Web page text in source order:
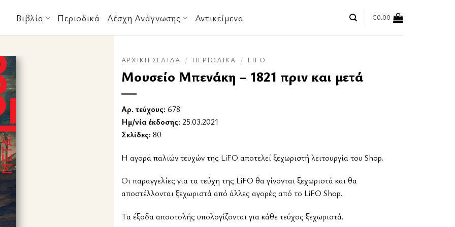
Βιβλία Περιοδικά Λέσχη Ανάγνωσης Αντικείμενα €0.00
ΑΡΧΙΚΉ ΣΕΛΊΔΑ / ΠΕΡΙΟΔΙΚΆ / LIFO
Μουσείο Μπενάκη – 1821 πριν και μετά
Αρ. τεύχους: 678
Ημ/νία έκδοσης: 25.03.2021
Σελίδες: 80
Η αγορά παλιών τευχών της LiFO αποτελεί ξεχωριστή λειτουργία του Shop.
Οι παραγγελίες για τα τεύχη της LiFO θα γίνονται ξεχωριστά και θα
αποστέλλονται ξεχωριστά από άλλες αγορές από το LiFO Shop.
Tα έξοδα αποστολής υπολογίζονται για κάθε τεύχος ξεχωριστά.